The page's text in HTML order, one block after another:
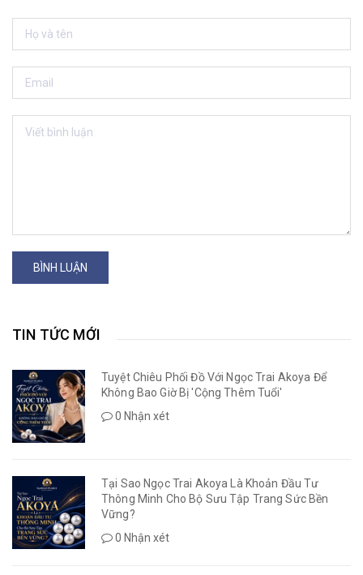
BÌNH LUẬN
TIN TỨC MỚI
Tuyệt Chiêu Phối Đồ Với Ngọc Trai Akoya Để
Không Bao Giờ Bị 'Cộng Thêm Tuổi'
0 Nhận xét
Tại Sao Ngọc Trai Akoya Là Khoản Đầu Tư
Thông Minh Cho Bộ Sưu Tập Trang Sức Bền
Vững?
0 Nhận xét